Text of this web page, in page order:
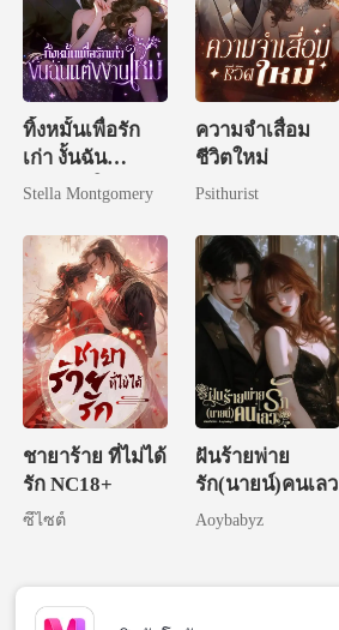
ทิ้งหมั้นเพื่อรัก
เก่า งั้นฉัน
แต่งงานใหม่
Stella Montgomery
ความจำเสื่อม
ชีวิตใหม่
Psithurist
ชายาร้าย ที่ไม่ได้
รัก NC18+
ซีไซต์
ฝันร้ายพ่าย
รัก(นายน์)คนเลว
Aoybabyz